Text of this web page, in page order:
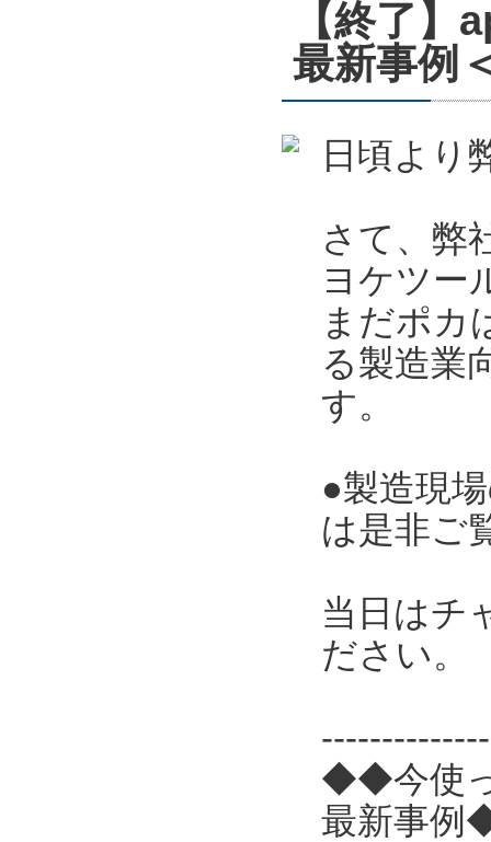
【終了
最新事例
日頃より
さて、弊
ヨケツー
まだポカ
る製造業
す。
●製造現
は是非ご
当日はチ
ださい。
◆◆今使っ
最新事